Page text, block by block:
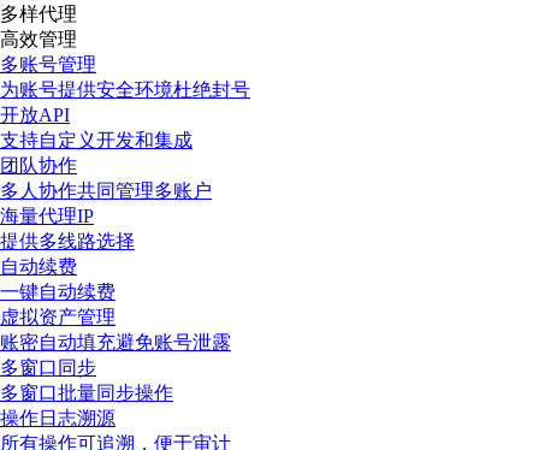
多样代理
高效管理
多账号管理
为账号提供安全环境杜绝封号
开放API
支持自定义开发和集成
团队协作
多人协作共同管理多账户
海量代理IP
提供多线路选择
自动续费
一键自动续费
虚拟资产管理
账密自动填充避免账号泄露
多窗口同步
多窗口批量同步操作
操作日志溯源
所有操作可追溯，便于审计